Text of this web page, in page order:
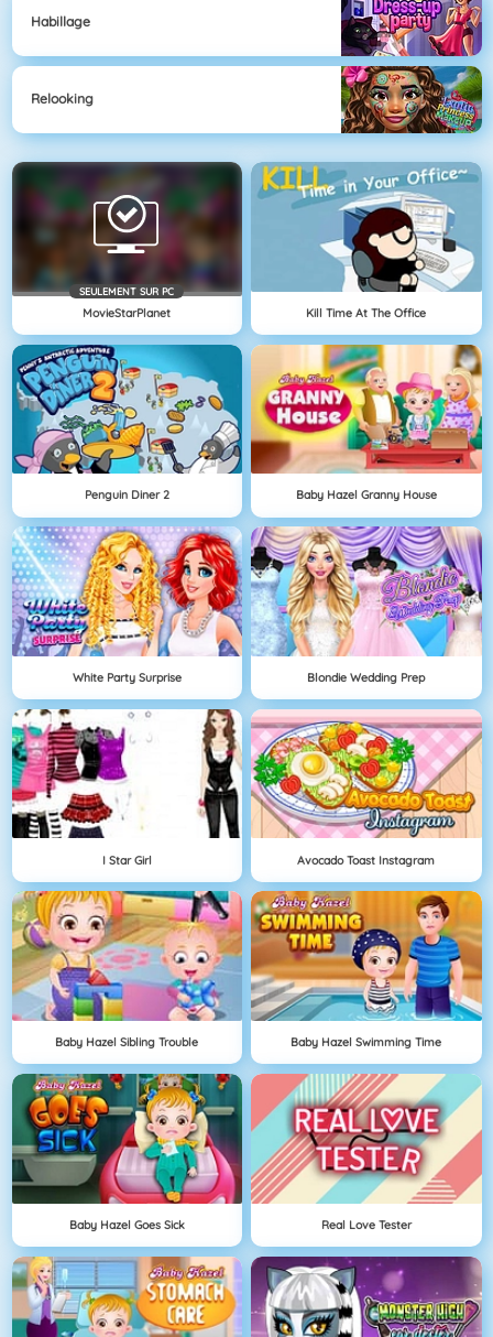
Habillage
Relooking
SEULEMENT SUR PC
MovieStarPlanet Kill Time At The Office
Penguin Diner 2 Baby Hazel Granny House
White Party Surprise Blondie Wedding Prep
I Star Girl Avocado Toast Instagram
Baby Hazel Sibling Trouble Baby Hazel Swimming Time
Baby Hazel Goes Sick Real Love Tester